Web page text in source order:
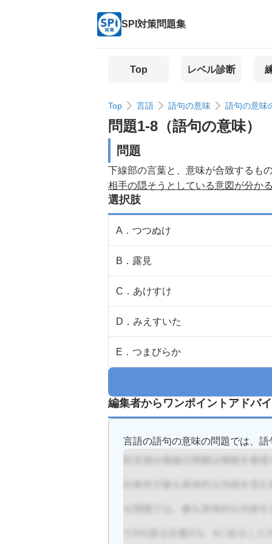
SPI対策問題集
Top レベル診断
Top 言語 語句の意味 語句の意味
問題1-8 （語句の意味）
問題
下線部の言葉と、意味が合致するも
相手の隠そうとしている意図が分か
選択肢
A ． つつぬけ
B ． 露見
C ． あけすけ
D ． みえすいた
E ． つまびらか
編集者からワンポイントアドバ
言語の語句の意味の問題では、